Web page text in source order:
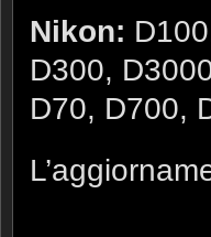
Nikon:
D300,
D70, D700,